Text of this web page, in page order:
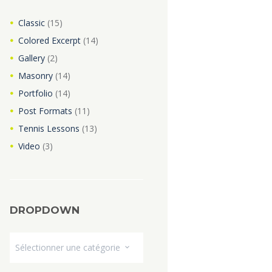
Classic(15)
Colored Excerpt(14)
Gallery(2)
Masonry(14)
Portfolio (14)
Post Formats (11)
Tennis Lessons (13)
Video (3)
DROPDOWN